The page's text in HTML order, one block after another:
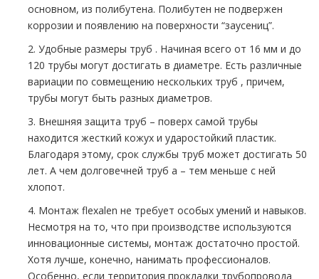
основном, из полибутена. Полибутен не подвержен
коррозии и появлению на поверхности “заусениц”.
2. Удобные размеры тpуб . Начиная всего от 16 мм и до
120 тpубы могут достигать в диаметре. Есть различные
вариации по совмещению нескольких тpуб , причем,
тpубы могут быть разных диаметров.
3. Внешняя защита тpуб – поверх самой тpубы
находится жесткий кожух и ударостойкий пластик.
Благодаря этому, срок службы тpуб может достигать 50
лет. А чем долговечней тpуб а – тем меньше с ней
хлопот.
4. Монтаж flехalеn не требует особых умений и навыков.
Несмотря на то, что при производстве используются
инновационные системы, мoнтaж достаточно простой.
Хотя лучше, конечно, нанимать профессионалов.
Особенно, если территория прокладки тpубопровода